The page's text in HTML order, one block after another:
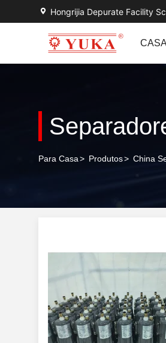
Hongrijia Depurate Facility
CASA
Para Casa> Produtos> China